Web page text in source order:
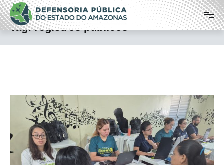
Pular
para
o
conteúdo
Defensoria Pública do Estado do
Amazonas
Tag:registros públicos